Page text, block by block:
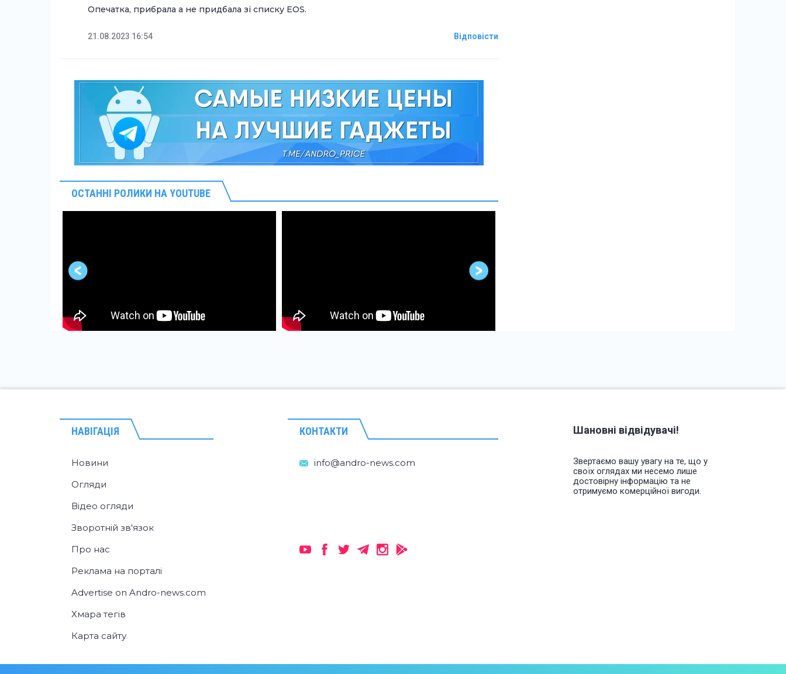
Опечатка, прибрала а не придбала зі списку ЕОS.
21.08.2023 16:54 Відповісти
ОСТАННІ РОЛИКИ НА YOUTUBE
НАВІГАЦІЯ
Новини
Огляди
Відео огляди
Зворотній зв'язок
Про нас
Реклама на порталі
Advertise on Andro-news.com
Хмара тегів
Карта сайту
КОНТАКТИ Шановні відвідувачі!
Звертаємо вашу увагу на те, що у
своїх оглядах ми несемо лише
достовірну інформацію та не
отримуємо комерційної вигоди.